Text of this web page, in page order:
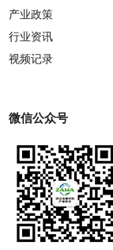
产业政策
行业资讯
视频记录
微信公众号